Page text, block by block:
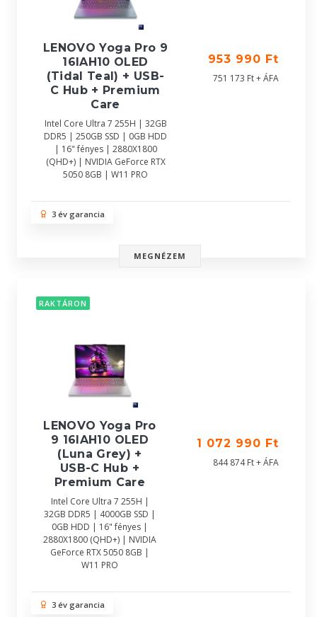
LENOVO Yoga Pro 9
16IAH10 OLED
(Tidal Teal) + USB-
C Hub + Premium
Care
Intel Core Ultra 7 255H | 32GB
DDR5 | 250GB SSD | 0GB HDD
| 16" fényes | 2880X1800
(QHD+) | NVIDIA GeForce RTX
5050 8GB | W11 PRO
953 990 Ft
751 173 Ft + ÁFA
3 év garancia
MEGNÉZEM
RAKTÁRON
LENOVO Yoga Pro
9 16IAH10 OLED
(Luna Grey) +
USB-C Hub +
Premium Care
Intel Core Ultra 7 255H |
32GB DDR5 | 4000GB SSD |
0GB HDD | 16" fényes |
2880X1800 (QHD+) | NVIDIA
GeForce RTX 5050 8GB |
W11 PRO
1 072 990 Ft
844 874 Ft + ÁFA
3 év garancia